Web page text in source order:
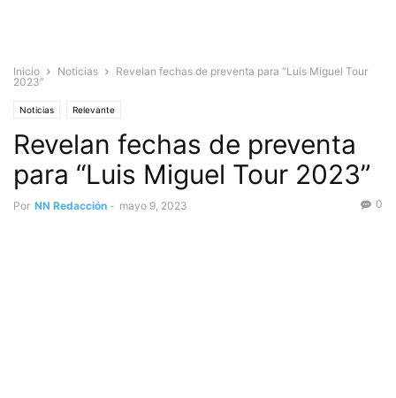
Inicio Noticias
Revelan fechas de preventa para “Luis Miguel Tour
2023”
Noticias Relevante
Revelan fechas de preventa
para “Luis Miguel Tour 2023”
Por NN Redacción - mayo 9, 2023 0